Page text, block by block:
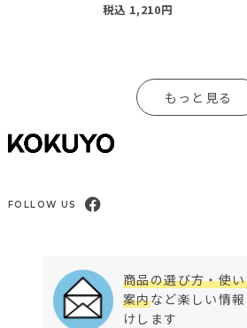
税込 1,210円
もっと見る
FOLLOW US
商品の選び方・使
案内など楽しい情
けします